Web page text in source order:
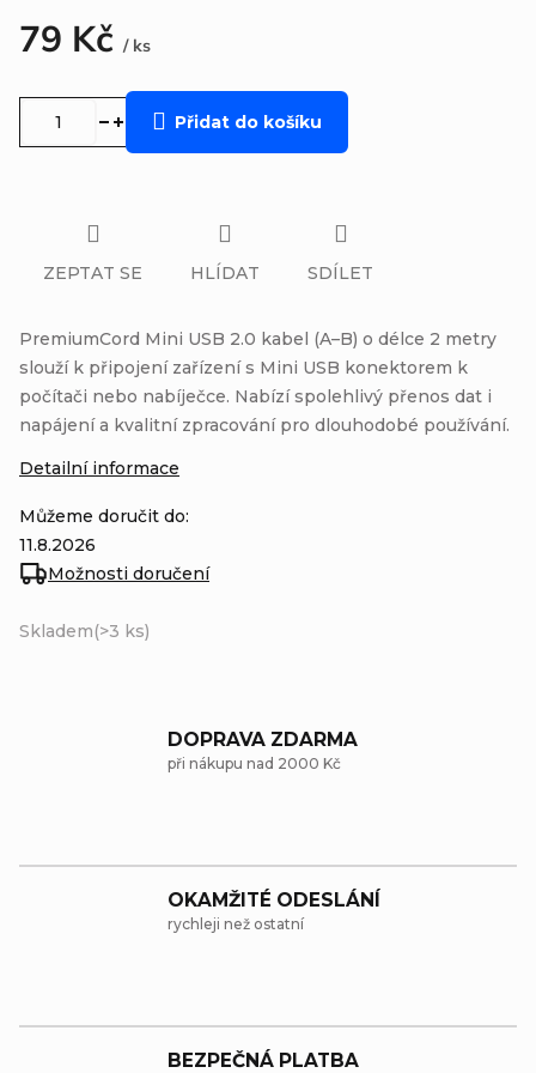
79 Kč / ks
Skladem(>3 ks)
Můžeme doručit do:
11.8.2026
Možnosti doručení
Přidat do košíku
PremiumCord Mini USB 2.0 kabel (A–B) o délce 2 metry
slouží k připojení zařízení s Mini USB konektorem k
počítači nebo nabíječce. Nabízí spolehlivý přenos dat i
napájení a kvalitní zpracování pro dlouhodobé používání.
Detailní informace
ZEPTAT SE HLÍDAT SDÍLET
DOPRAVA ZDARMA
při nákupu nad 2000 Kč
OKAMŽITÉ ODESLÁNÍ
rychleji než ostatní
BEZPEČNÁ PLATBA